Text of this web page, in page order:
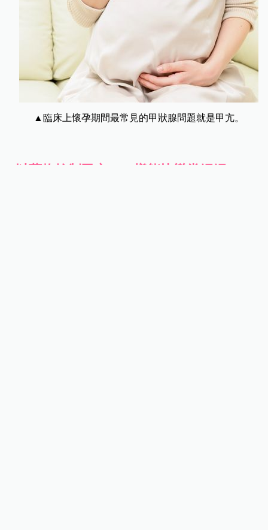
▲臨床上懷孕期間最常見的甲狀腺問題就是甲亢。